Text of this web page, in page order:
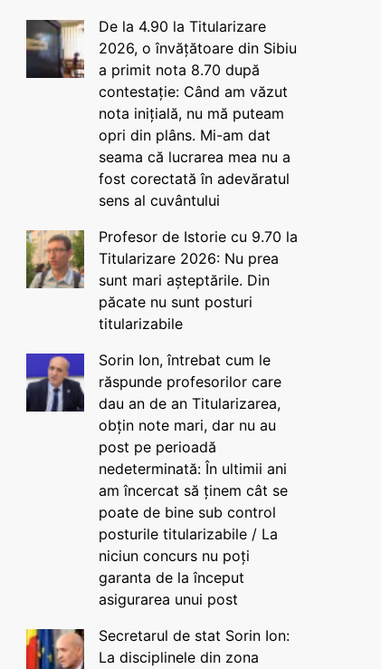
De la 4.90 la Titularizare
2026, o învățătoare din Sibiu
a primit nota 8.70 după
contestație: Când am văzut
nota inițială, nu mă puteam
opri din plâns. Mi-am dat
seama că lucrarea mea nu a
fost corectată în adevăratul
sens al cuvântului
Profesor de Istorie cu 9.70 la
Titularizare 2026: Nu prea
sunt mari așteptările. Din
păcate nu sunt posturi
titularizabile
Sorin Ion, întrebat cum le
răspunde profesorilor care
dau an de an Titularizarea,
obțin note mari, dar nu au
post pe perioadă
nedeterminată: În ultimii ani
am încercat să ținem cât se
poate de bine sub control
posturile titularizabile / La
niciun concurs nu poți
garanta de la început
asigurarea unui post
Secretarul de stat Sorin Ion:
La disciplinele din zona